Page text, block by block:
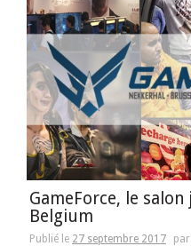
GameForce, le
Belgium
Publié le 27 septembre 2017 par